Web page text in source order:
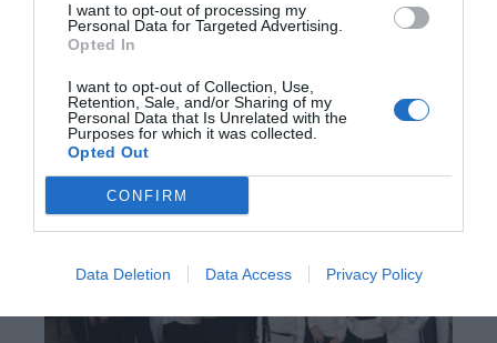
I want to opt-out of processing my
Personal Data for Targeted Advertising.
Opted In
I want to opt-out of Collection, Use,
Retention, Sale, and/or Sharing of my
Personal Data that Is Unrelated with the
Purposes for which it was collected.
Opted Out
CONFIRM
Data Deletion Data Access Privacy Policy
Τρεχαντηριού "Μαδέρα" Στην Καζέρμα